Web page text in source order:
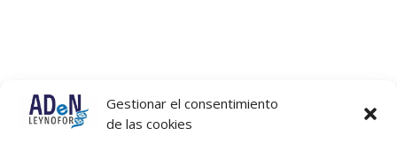
Gestionar el consentimiento
de las cookies